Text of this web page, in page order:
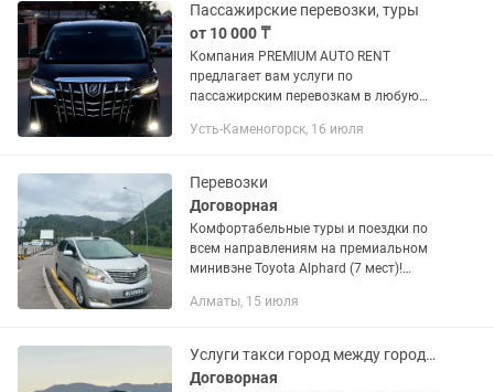
Пассажирские перевозки, туры
от 10 000 ₸
Компания PREMIUM AUTO RENT
предлагает вам услуги по
пассажирским перевозкам в любую
Казахстану такие как в КАТОН-
РИДДЕР. В нашем...
Усть-Каменогорск, 16 июля
Перевозки
Договорная
Комфортабельные туры и поездки по
всем направлениям на премиальном
минивэне Toyota Alphard (7 мест)!
семейную поездку? Довезу вас с
Алматы, 15 июля
Услуги такси город между городом
Договорная